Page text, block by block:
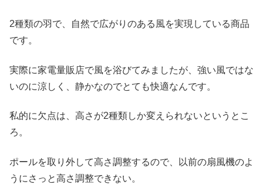
2種類の羽で、自然で広がりのある風を実現している商品
です。
実際に家電量販店で風を浴びてみましたが、強い風ではな
いのに涼しく、静かなのでとても快適なんです。
私的に欠点は、高さが2種類しか変えられないというとこ
ろ。
ポールを取り外して高さ調整するので、以前の扇風機のよ
うにさっと高さ調整できない。